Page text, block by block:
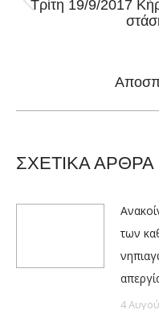
Τρίτη 19/9/2017
ΣΧΕΤΙΚΑ ΑΡΘΡΑ
των
4